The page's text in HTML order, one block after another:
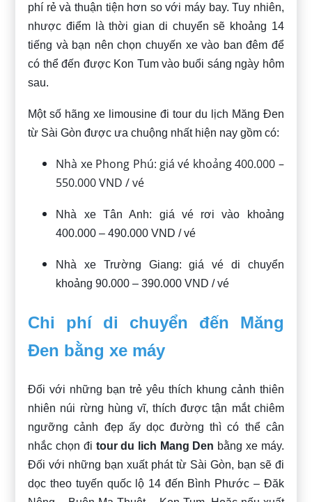
phí rẻ và thuận tiện hơn so với máy bay. Tuy nhiên,
nhược điểm là thời gian di chuyển sẽ khoảng 14
tiếng và bạn nên chọn chuyến xe vào ban đêm để
có thể đến được Kon Tum vào buổi sáng ngày hôm
sau.
Một số hãng xe limousine đi tour du lịch Măng Đen
từ Sài Gòn được ưa chuộng nhất hiện nay gồm có:
Nhà xe Phong Phú: giá vé khoảng 400.000 –
550.000 VND / vé
Nhà xe Tân Anh: giá vé rơi vào khoảng
400.000 – 490.000 VND / vé
Nhà xe Trường Giang: giá vé di chuyển
khoảng 90.000 – 390.000 VND / vé
Chi phí di chuyển đến Măng
Đen bằng xe máy
Đối với những bạn trẻ yêu thích khung cảnh thiên
nhiên núi rừng hùng vĩ, thích được tận mắt chiêm
ngưỡng cảnh đẹp ấy dọc đường thì có thể cân
nhắc chọn đi tour du lich Mang Den bằng xe máy.
Đối với những bạn xuất phát từ Sài Gòn, bạn sẽ đi
dọc theo tuyến quốc lộ 14 đến Bình Phước – Đăk